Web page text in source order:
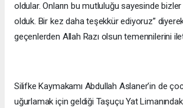
oldular. Onların bu mutluluğu sayesinde
olduk. Bir kez daha teşekkür ediyoruz”
geçenlerden Allah Razı olsun temennilerini
Silifke Kaymakamı Abdullah Aslaner’in de
uğurlamak için geldiği Taşuçu Yat